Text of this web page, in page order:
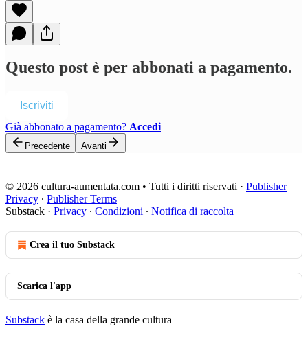
Questo post è per abbonati a pagamento.
Iscriviti
Già abbonato a pagamento? Accedi
Precedente Avanti
© 2026 cultura-aumentata.com • Tutti i diritti riservati · Publisher
Privacy ∙ Publisher Terms
Substack · Privacy ∙ Condizioni ∙ Notifica di raccolta
Crea il tuo Substack
Scarica l'app
Substack è la casa della grande cultura